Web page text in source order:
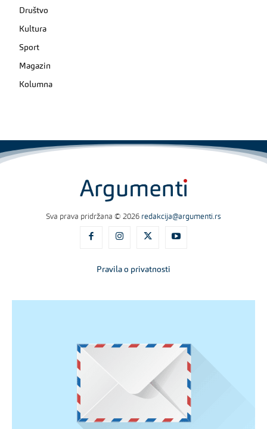
Društvo
Kultura
Sport
Magazin
Kolumna
Sva prava pridržana © 2026 redakcija@argumenti.rs
Pravila o privatnosti